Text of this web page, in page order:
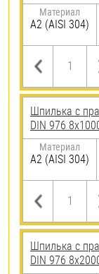
Материал
А2 (AISI 304)
Шпилька с
DIN 976
Материал
А2 (AISI 304)
Шпилька с
DIN 976